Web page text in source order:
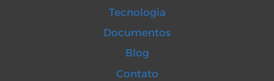
Tecnologia
Documentos
Blog
Contato